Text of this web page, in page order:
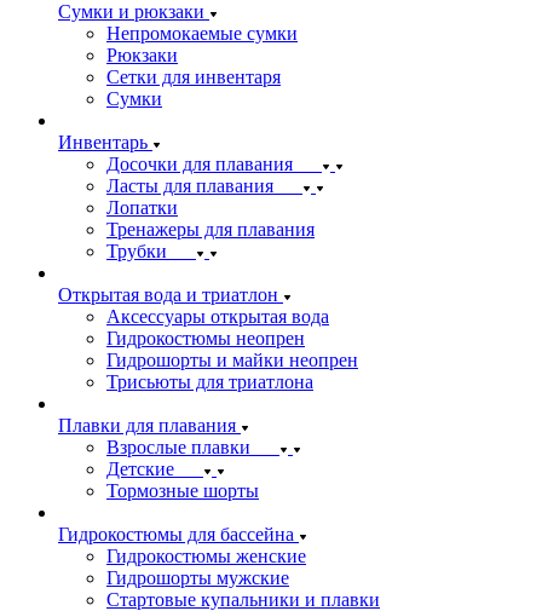
Сумки и рюкзаки
Непромокаемые сумки
Рюкзаки
Сетки для инвентаря
Сумки
Инвентарь
Досочки для плавания
Ласты для плавания
Лопатки
Тренажеры для плавания
Трубки
Открытая вода и триатлон
Аксессуары открытая вода
Гидрокостюмы неопрен
Гидрошорты и майки неопрен
Трисьюты для триатлона
Плавки для плавания
Взрослые плавки
Детские
Тормозные шорты
Гидрокостюмы для бассейна
Гидрокостюмы женские
Гидрошорты мужские
Стартовые купальники и плавки